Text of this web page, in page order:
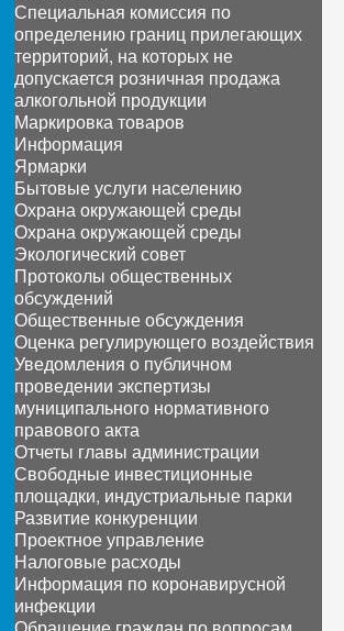
Специальная комиссия по
определению границ прилегающих
территорий, на которых не
допускается розничная продажа
алкогольной продукции
Маркировка товаров
Информация
Ярмарки
Бытовые услуги населению
Охрана окружающей среды
Охрана окружающей среды
Экологический совет
Протоколы общественных
обсуждений
Общественные обсуждения
Оценка регулирующего воздействия
Уведомления о публичном
проведении экспертизы
муниципального нормативного
правового акта
Отчеты главы администрации
Свободные инвестиционные
площадки, индустриальные парки
Развитие конкуренции
Проектное управление
Налоговые расходы
Информация по коронавирусной
инфекции